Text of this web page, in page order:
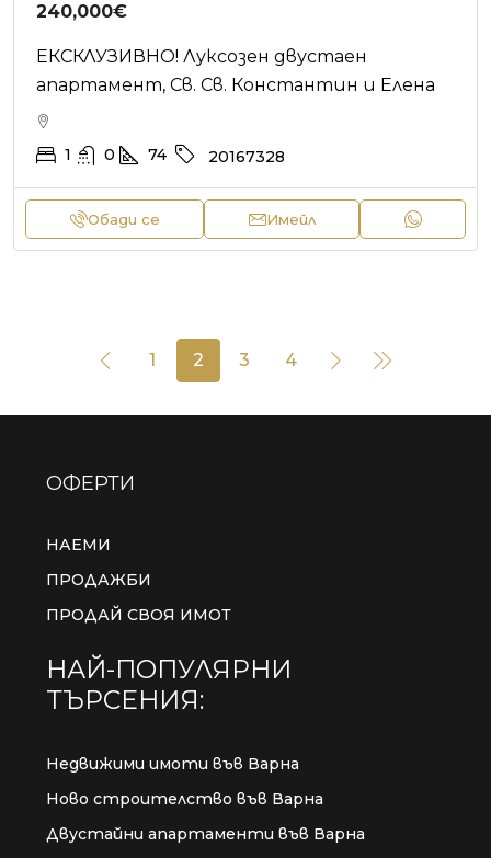
240,000€
ЕКСКЛУЗИВНО! Луксозен двустаен
апартамент, Св. Св. Константин и Елена
1 0 74 20167328
Обади се Имейл
1 2 3 4
ОФЕРТИ
НАЕМИ
ПРОДАЖБИ
ПРОДАЙ СВОЯ ИМОТ
НАЙ-ПОПУЛЯРНИ
ТЪРСЕНИЯ:
Недвижими имоти във Варна
Ново строителство във Варна
Двустайни апартаменти във Варна